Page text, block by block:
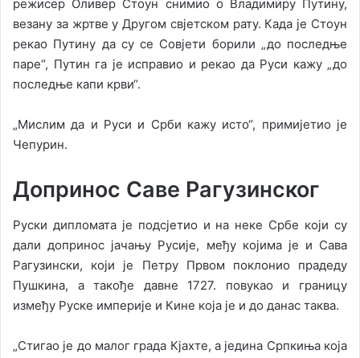
режисер Оливер Стоун снимио о Владимиру Путину,
везану за жртве у Другом свјетском рату. Када је Стоун
рекао Путину да су се Совјети борили „до последње
паре“, Путин га је исправио и рекао да Руси кажу „до
последње капи крви“.
„Мислим да и Руси и Срби кажу исто“, примијетио је
Чепурин.
Допринос Саве Рагузинског
Руски дипломата је подсјетио и на неке Србе који су
дали допринос јачању Русије, међу којима је и Сава
Рагузински, који је Петру Првом поклонио прадеду
Пушкина, а такође давне 1727. повукао и границу
између Руске империје и Кине која је и до данас таква.
„Стигао је до малог града Кјахте, а једина Српкиња која